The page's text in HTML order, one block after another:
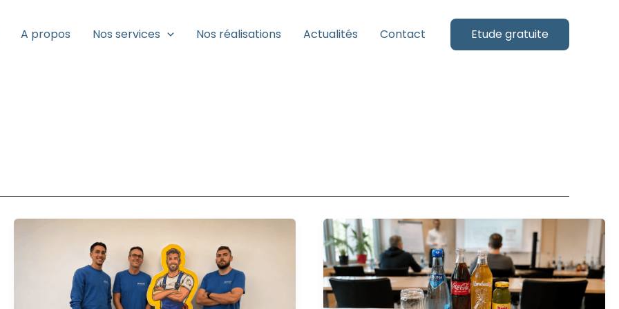
A propos Nos services Nos réalisations Actualités Contact Etude gratuite